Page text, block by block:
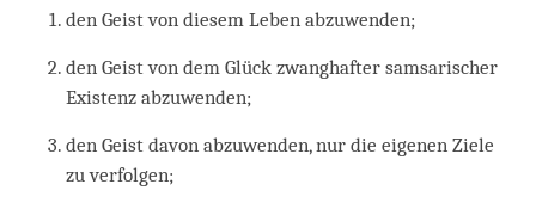
den Geist von diesem Leben abzuwenden;
den Geist von dem Glück zwanghafter samsarischer
Existenz abzuwenden;
den Geist davon abzuwenden, nur die eigenen Ziele
zu verfolgen;